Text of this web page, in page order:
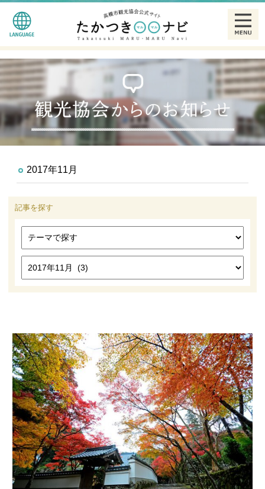
2017年11月
記事を探す
観る
食べる
泊まる
特産品
ギャラリー
はにたん着ぐるみ貸出
たかつきナビゲーター
アクセス
English
简体中文
繁體中文
한글